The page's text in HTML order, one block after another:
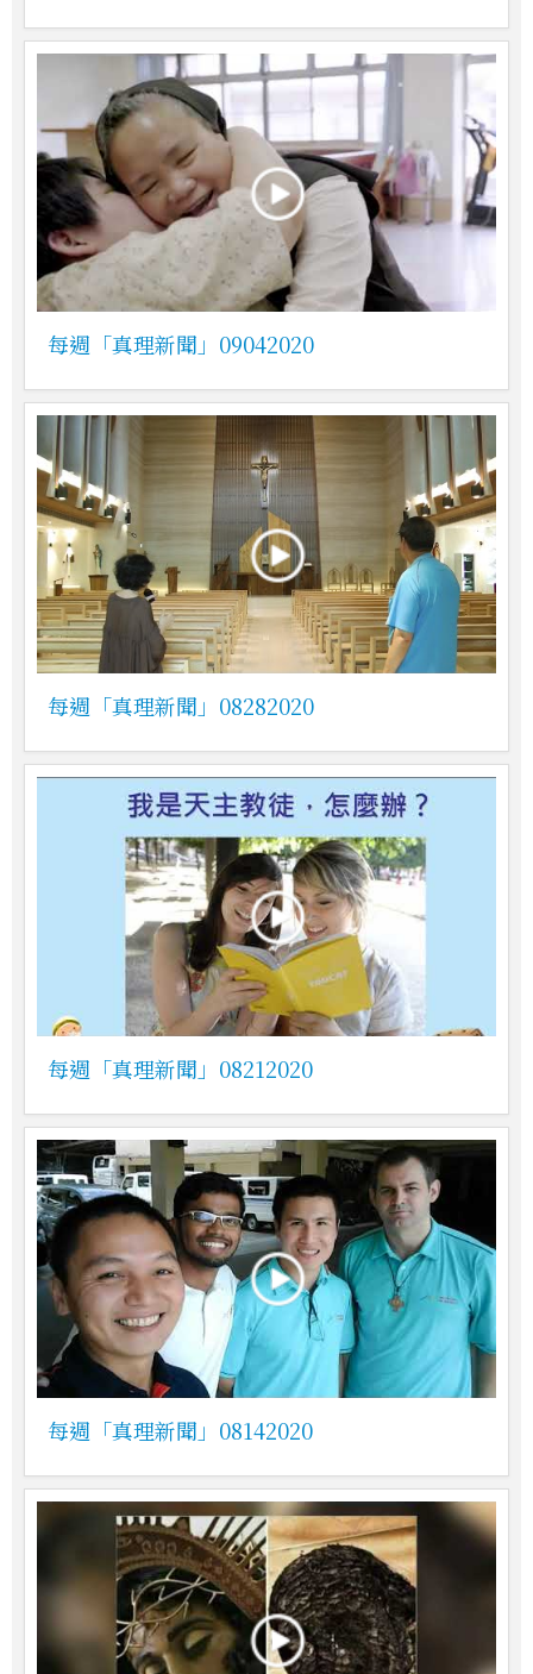
每週「真理新聞」09042020
每週「真理新聞」08282020
每週「真理新聞」08212020
每週「真理新聞」08142020